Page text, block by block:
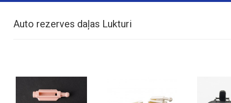
Auto rezerves daļas Lukturi